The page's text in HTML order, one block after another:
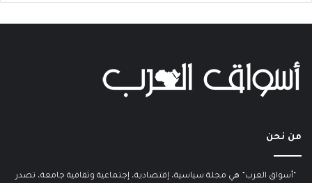
من نحن
“أسواق العرب” هي مجلة سياسية، إقتصادية، إجتماعية وثقافية جامعة، تصدر